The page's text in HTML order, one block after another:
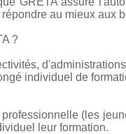
au mieux aux
?
individuel de
(les
leur formation.